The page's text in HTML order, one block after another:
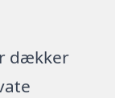
dækker